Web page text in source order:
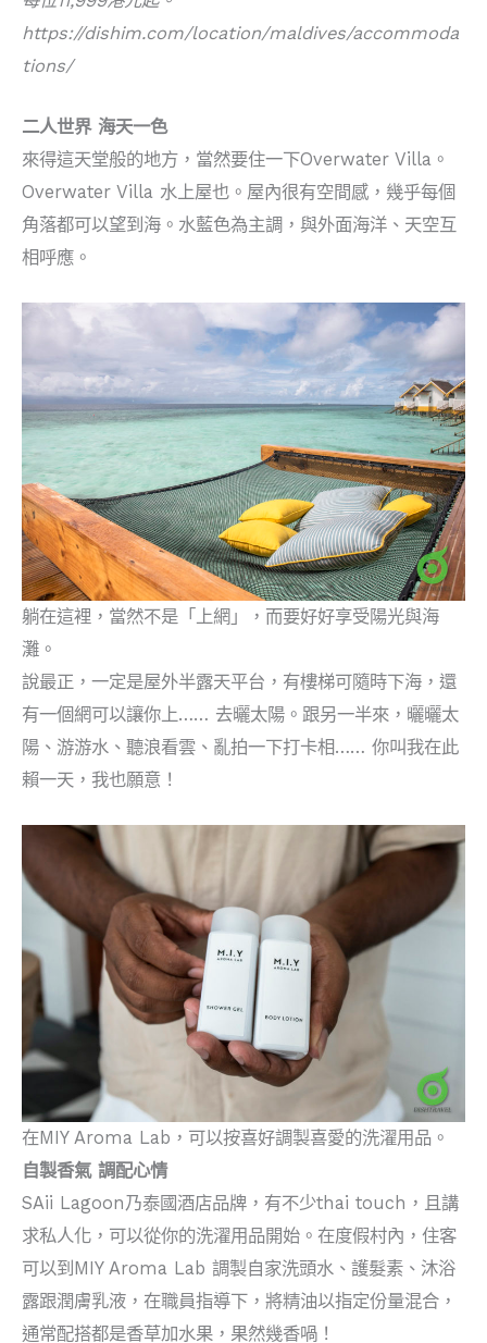
https://dishim.com/location/maldives/accommoda
tions/
二人世界 海天一色
來得這天堂般的地方，當然要住一下Overwater Villa。
Overwater Villa 水上屋也。屋內很有空間感，幾乎每個
角落都可以望到海。水藍色為主調，與外面海洋、天空互
相呼應。
躺在這裡，當然不是「上網」，而要好好享受陽光與海
灘。
說最正，一定是屋外半露天平台，有樓梯可隨時下海，還
有一個網可以讓你上…… 去曬太陽。跟另一半來，曬曬太
陽、游游水、聽浪看雲、亂拍一下打卡相…… 你叫我在此
賴一天，我也願意！
在MIY Aroma Lab，可以按喜好調製喜愛的洗濯用品。
自製香氣 調配心情
SAii Lagoon乃泰國酒店品牌，有不少thai touch，且講
求私人化，可以從你的洗濯用品開始。在度假村內，住客
可以到MIY Aroma Lab 調製自家洗頭水、護髮素、沐浴
露跟潤膚乳液，在職員指導下，將精油以指定份量混合，
通常配搭都是香草加水果，果然幾香喎！